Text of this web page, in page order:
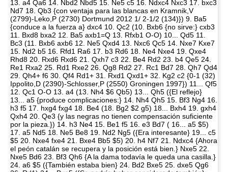
13. a4 Qa6 14. Nbd2 Nbd5 15. Ne5 c5 16. Ndxc4 Nxc3 17. bxc3
Nd7 18. Qb3 {con ventaja para las blancas en Kramnik,V
(2799)-Leko,P (2730) Dortmund 2012 1/ 2-1/2 (134)}) 9. Ba5
{conduce a la fuerza a} dxc4 10. Qc2 (10. Bxb6 {no sirve:} cxb3
11. Bxd8 bxa2 12. Ba5 axb1=Q 13. Rfxb1 O-O) 10... Qd5 11.
Bc3 (11. Bxb6 axb6 12. Ne5 Qxd4 13. Nxc6 Qc5 14. Nxe7 Kxe7
15. Nd2 b5 16. Rfd1 Ra6 17. b3 Rd6 18. Ne4 Nxe4 19. Qxe4
Rhd8 20. Rxd6 Rxd6 21. Qxh7 c3 22. Be4 Rd2 23. b4 Qe5 24.
Re1 Rxa2 25. Rd1 Rxe2 26. Qg8 Rd2 27. Rc1 Bd7 28. Qh7 Qd4
29. Qh4+ f6 30. Qf4 Rd1+ 31. Rxd1 Qxd1+ 32. Kg2 c2 {0-1 (32)
Ippolito,D (2390)-Schlosser,P (2550) Groningen 1997}) 11... Qf5
12. Qc1 O-O 13. a4 (13. Nh4 $6 Qb5) 13... Qh5 ({El reflejo}
13... a5 {produce complicaciones:} 14. Nh4 Qh5 15. Bf3 Ng4 16.
h3 f5 17. hxg4 fxg4 18. Be4 (18. Bg2 $2 g5) 18... Bxh4 19. gxh4
Qxh4 20. Qe3 {y las negras no tienen compensación suficiente
por la pieza.}) 14. h3 Ne4 15. Be1 f5 16. e3 Bd7 ( 16... a5 $5)
17. a5 Nd5 18. Ne5 Be8 19. Nd2 Ng5 ({Era interesante} 19... c5
$5 20. Nxe4 fxe4 21. Bxe4 Bb5 $5) 20. h4 Nf7 21. Ndxc4 {Ahora
el peón catalán se recupera y la posición está bien.} Nxe5 22.
Nxe5 Bd6 23. Bf3 Qh6 {A la dama todavía le queda una casilla.}
24. a6 $5 ({También estaba bien} 24. Bd2 Bxe5 25. dxe5 Qg6